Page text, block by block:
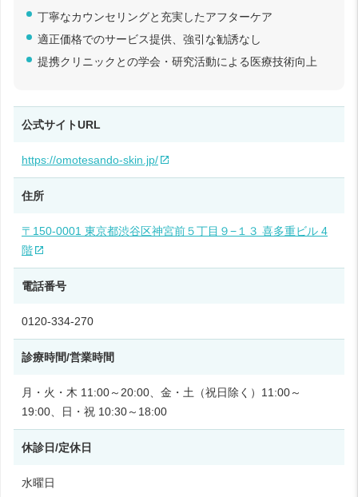
丁寧なカウンセリングと充実したアフターケア
適正価格でのサービス提供、強引な勧誘なし
提携クリニックとの学会・研究活動による医療技術向上
公式サイトURL
https://omotesando-skin.jp/
住所
〒150-0001 東京都渋谷区神宮前５丁目９−１３ 喜多重ビル 4
階
電話番号
0120-334-270
診療時間/営業時間
月・火・木 11:00～20:00、金・土（祝日除く）11:00～
19:00、日・祝 10:30～18:00
休診日/定休日
水曜日